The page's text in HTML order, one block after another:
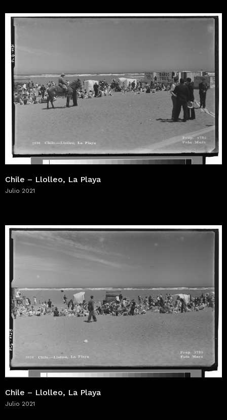
Chile – Llolleo, La Playa
Julio 2021
Chile – Llolleo, La Playa
Julio 2021